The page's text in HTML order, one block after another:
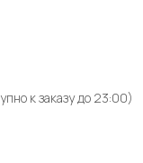
к заказу до 23:00)